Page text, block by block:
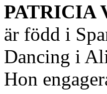
PATRICIA
är född i
Dancing i
Hon